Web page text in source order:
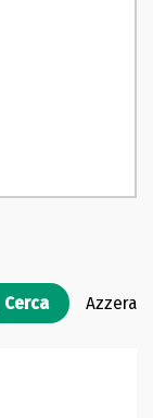
Cerca Azzera